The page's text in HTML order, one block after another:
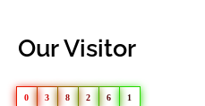
Our Visitor
0 3 8 2 6 1